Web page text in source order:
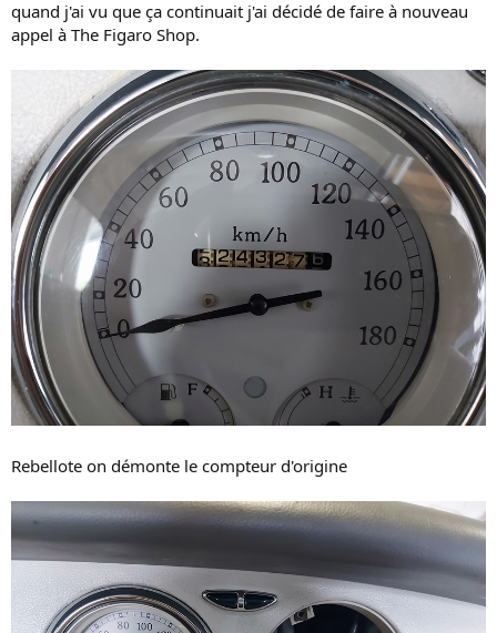
quand j'ai vu que ça continuait j'ai décidé de faire à nouveau
appel à The Figaro Shop.
Rebellote on démonte le compteur d'origine